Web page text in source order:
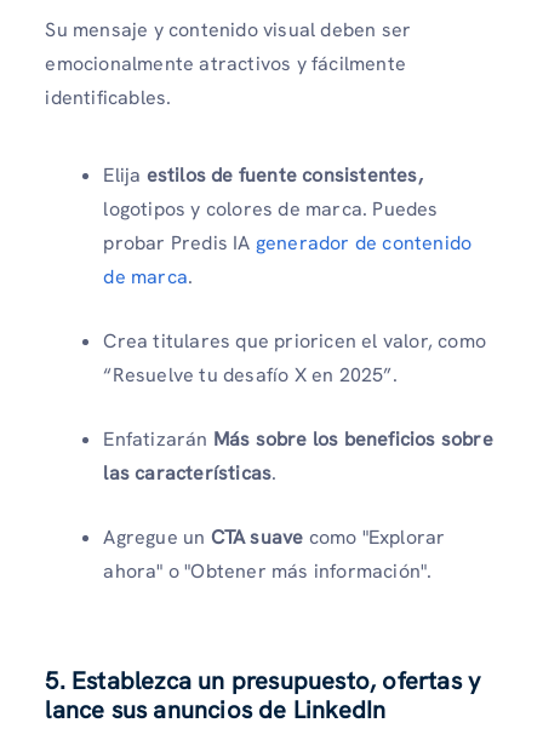
Su mensaje y contenido visual deben ser
emocionalmente atractivos y fácilmente
identificables.
Elija estilos de fuente consistentes,
logotipos y colores de marca. Puedes
probar Predis IA generador de contenido
de marca.
Crea titulares que prioricen el valor, como
“Resuelve tu desafío X en 2025”.
Enfatizarán Más sobre los beneficios sobre
las características.
Agregue un CTA suave como "Explorar
ahora" o "Obtener más información".
5. Establezca un presupuesto, ofertas y
lance sus anuncios de LinkedIn